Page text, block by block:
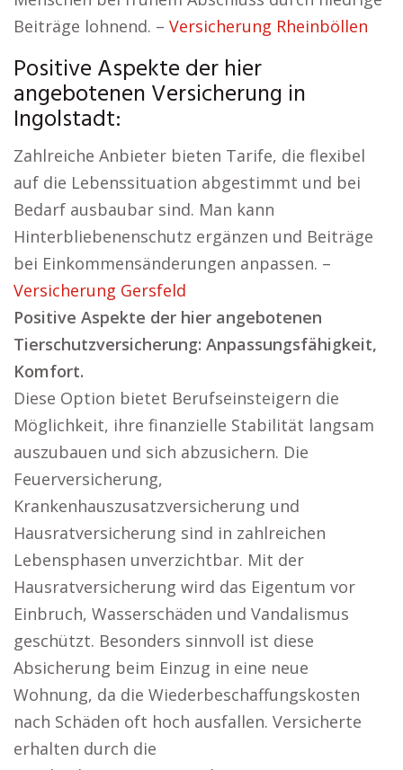
Beiträge lohnend. – Versicherung Rheinböllen
Positive Aspekte der hier
angebotenen Versicherung in
Ingolstadt:
Zahlreiche Anbieter bieten Tarife, die flexibel
auf die Lebenssituation abgestimmt und bei
Bedarf ausbaubar sind. Man kann
Hinterbliebenenschutz ergänzen und Beiträge
bei Einkommensänderungen anpassen. –
Versicherung Gersfeld
Positive Aspekte der hier angebotenen
Tierschutzversicherung: Anpassungsfähigkeit,
Komfort.
Diese Option bietet Berufseinsteigern die
Möglichkeit, ihre finanzielle Stabilität langsam
auszubauen und sich abzusichern. Die
Feuerversicherung,
Krankenhauszusatzversicherung und
Hausratversicherung sind in zahlreichen
Lebensphasen unverzichtbar. Mit der
Hausratversicherung wird das Eigentum vor
Einbruch, Wasserschäden und Vandalismus
geschützt. Besonders sinnvoll ist diese
Absicherung beim Einzug in eine neue
Wohnung, da die Wiederbeschaffungskosten
nach Schäden oft hoch ausfallen. Versicherte
erhalten durch die